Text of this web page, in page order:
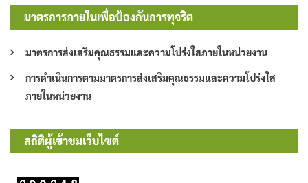
มาตรการภายในเพื่อป้องกันการทุจริต
มาตรการส่งเสริมคุณธรรมและความโปร่งใสภายในหน่วยงาน
การดำเนินการตามมาตรการส่งเสริมคุณธรรมและความโปร่งใส
ภายในหน่วยงาน
สถิติผู้เข้าชมเว็บไซต์